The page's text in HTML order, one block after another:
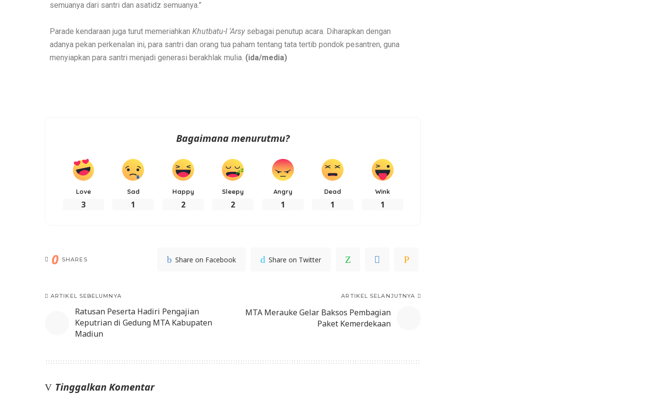
semuanya dari santri dan asatidz semuanya.”
Parade kendaraan juga turut memeriahkan Khutbatu-l ‘Arsysebagai penutup acara. Diharapkan dengan
adanya pekan perkenalan ini, para santri dan orang tua paham tentang tata tertib pondok pesantren, guna
menyiapkan para santri menjadi generasi berakhlak mulia. (ida/media)
Bagaimana menurutmu?
Love
3
Sad
1
Happy
2
Sleepy
2
Angry
1
Dead
1
Wink
1
0 SHARES Share on Facebook Share on Twitter
ARTIKEL SEBELUMNYA
Ratusan Peserta Hadiri Pengajian
Keputrian di Gedung MTA Kabupaten
Madiun
ARTIKEL SELANJUTNYA
MTA Merauke Gelar Baksos Pembagian
Paket Kemerdekaan
Tinggalkan Komentar